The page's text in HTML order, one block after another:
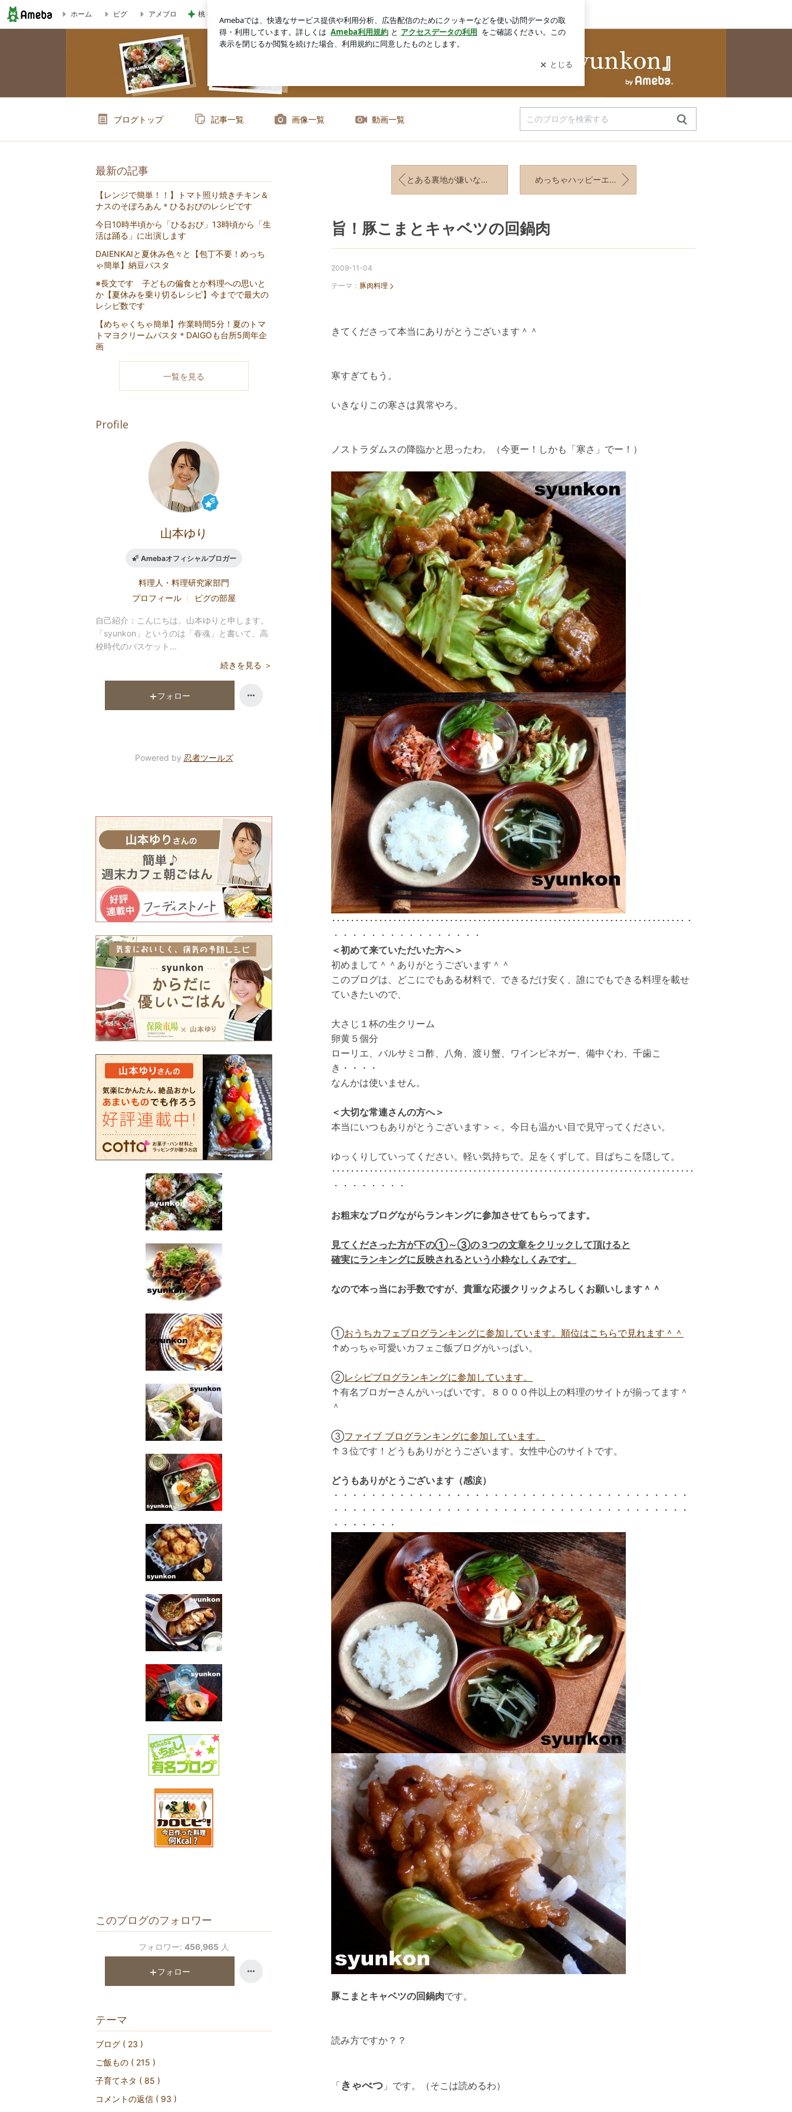
旨！豚こまとキャベツの回鍋肉 | 山本ゆりオフィシャルブログ「含み笑いのカフェごはん『syunkon』」Powered by Ameba
ホーム ピグ アメブロ 桃 後を引くうまさの冷やし麻辣湯 ログイン
ブログトップ 記事一覧 画像一覧 動画一覧
とある裏地が嫌いなスーツ屋の店員さんについて めっちゃハッピーエンドの映画について
旨！豚こまとキャベツの回鍋肉
2009-11-04
テーマ： 豚肉料理
きてくださって本当にありがとうございます＾＾
寒すぎてもう。
いきなりこの寒さは異常やろ。
ノストラダムスの降臨かと思ったわ。（今更ー！しかも「寒さ」でー！）
･･･････････････････････････････････････････････････････････････････････････・
・・・・・・・・・・・・・・・・
＜初めて来ていただいた方へ＞
初めまして＾＾ありがとうございます＾＾
このブログは、どこにでもある材料で、できるだけ安く、誰にでもできる料理を載せ
ていきたいので、
大さじ１杯の生クリーム
卵黄５個分
ローリエ、バルサミコ酢、八角、渡り蟹、ワインビネガー、備中ぐわ、千歯こ
き・・・・
なんかは使いません。
＜大切な常連さんの方へ＞
本当にいつもありがとうございます＞＜。今日も温かい目で見守ってください。
ゆっくりしていってください。軽い気持ちで。足をくずして。目ばちこを隠して。
･････････････････････････････････････････････････････････････････････････････
・・・・・・・・
お粗末なブログながらランキングに参加させてもらってます。
見てくださった方が下の①～③の３つの文章をクリックして頂けると
確実にランキングに反映されるという小粋なしくみです。
なので本っ当にお手数ですが、貴重な応援クリックよろしくお願いします＾＾
①おうちカフェブログランキングに参加しています。順位はこちらで見れます＾＾
↑めっちゃ可愛いカフェご飯ブログがいっぱい。
②レシピブログランキングに参加しています。
↑有名ブロガーさんがいっぱいです。８０００件以上の料理のサイトが揃ってます＾
＾
③ファイブ ブログランキングに参加しています。
↑３位です！どうもありがとうございます。女性中心のサイトです。
どうもありがとうございます（感涙）
・・・・・・・・・・・・・・・・・・・・・・・・・・・・・・・・・・・・・・
・・・・・・・・・・・・・・・・・・・・・・・・・・・・・・・・・・・・・・
・・・・・・・
豚こまとキャベツの回鍋肉です。
読み方ですか？？
「きゃべつ 」です。（そこは読めるわ）
最新の記事
【レンジで簡単！！】トマト照り焼きチキン＆
ナスのそぼろあん＊ひるおびのレシピです
今日10時半頃から「ひるおび」13時頃から「生
活は踊る」に出演します
DAIENKAIと夏休み色々と【包丁不要！めっち
ゃ簡単】納豆パスタ
※長文です 子どもの偏食とか料理への思いと
か【夏休みを乗り切るレシピ】今までで最大の
レシピ数です
【めちゃくちゃ簡単】作業時間5分！夏のトマ
トマヨクリームパスタ＊DAIGOも台所5周年企
画
一覧を見る
Profile
山本ゆり
Amebaオフィシャルブロガー
料理人・料理研究家部門
プロフィール
ピグの部屋
自己紹介： こんにちは。山本ゆりと申します。
「syunkon」というのは「春魂」と書いて、高
校時代のバスケット...
続きを見る ＞
フォロー
Powered by 忍者ツールズ
このブログのフォロワー
フォロワー: 456,965 人
フォロー
テーマ
ブログ ( 23 )
ご飯もの ( 215 )
子育てネタ ( 85 )
コメントの返信 ( 93 )